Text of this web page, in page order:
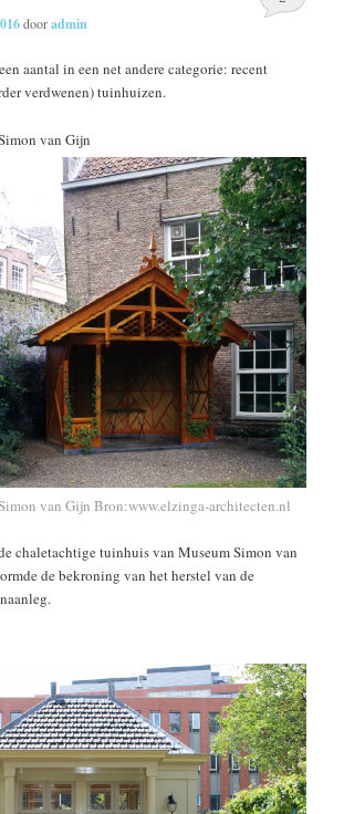
dooradmin
aantal in een net andere categorie: recent
verdwenen) tuinhuizen.
van Gijn
van Gijn Bron:www.elzinga-architecten.nl
chaletachtige tuinhuis van Museum Simon van
de bekroning van het herstel van de